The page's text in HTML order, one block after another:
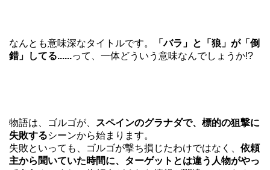
なんとも意味深なタイトルです。
「バラ」と「狼」が「倒
錯」してる......って、一体どういう意味なんでしょうか!?
物語は、ゴルゴが、
スペインのグラナダで、標的の狙撃に
失敗するシーンから始まります。
失敗といっても、ゴルゴが撃ち損じたわけではなく、 依頼
主から聞いていた時間に、ターゲットとは違う人物がやっ